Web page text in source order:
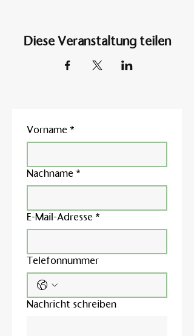
Diese Veranstaltung teilen
Vorname *
Nachname *
E-Mail-Adresse *
Telefonnummer
Nachricht schreiben